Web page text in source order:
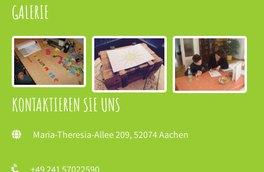
GALERIE
KONTAKTIEREN SIE UNS
Maria-Theresia-Allee 209, 52074 Aachen
+49 241 57022590